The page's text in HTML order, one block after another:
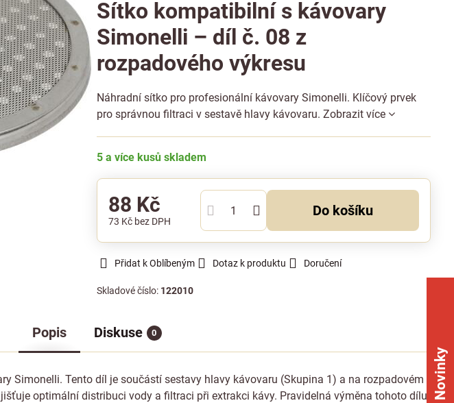
Sítko kompatibilní s kávovary
Simonelli – díl č. 08 z
rozpadového výkresu
Náhradní sítko pro profesionální kávovary Simonelli. Klíčový prvek
pro správnou filtraci v sestavě hlavy kávovaru.Zobrazit více
5 a více kusů skladem
88 Kč
73 Kč bez DPH
Do košíku
Přidat k Oblíbeným Dotaz k produktu Doručení
Skladové číslo: 122010
Popis Diskuse 0
Simonelli. Tento díl je součástí sestavy hlavy kávovaru (Skupina 1) a na rozpadovém
optimální distribuci vody a filtraci při extrakci kávy. Pravidelná výměna tohoto dílu Novinky